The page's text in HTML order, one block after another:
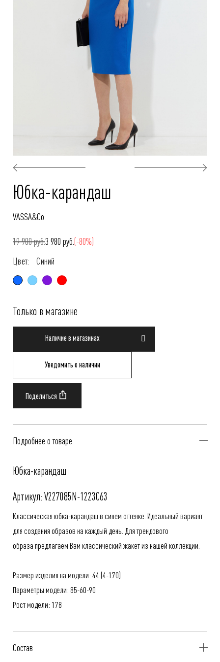
Юбка-карандаш
VASSA&Co
19 900 руб.3 980 руб.(-80%)
Цвет:
Синий
Только в магазине
Наличие в магазинах
Уведомить о наличии
Подробнее о товаре
Юбка-карандаш
Артикул: V227085N-1223C63
Классическая юбка-карандаш в синем оттенке. Идеальный вариант
для создания образов на каждый день. Для трендового
образа предлагаем Вам классический жакет из нашей коллекции.
Размер изделия на модели: 44 (4-170)
Параметры модели: 85-60-90
Рост модели: 178
Состав